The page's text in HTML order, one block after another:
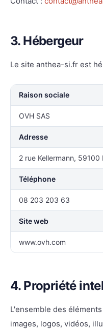
3. Hébergeur
Le site anthea-si.fr est
Raison sociale
OVH SAS
Adresse
2 rue Kellermann, 59100
Téléphone
08 203 203 63
Site web
www.ovh.com
4. Propriété
L'ensemble des
images, logos, vidéos,